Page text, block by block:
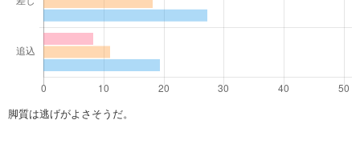
脚質は逃げがよさそうだ。